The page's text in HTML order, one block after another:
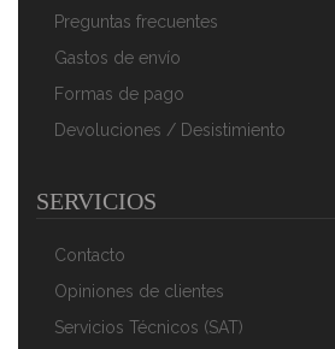
Briebe Paellera Valenciana
41,70 €
AÑADIR AL
Preguntas frecuentes
Gastos de envío
Formas de pago
Devoluciones / Desistimiento
SERVICIOS
Contacto
Opiniones de clientes
Servicios Técnicos (SAT)